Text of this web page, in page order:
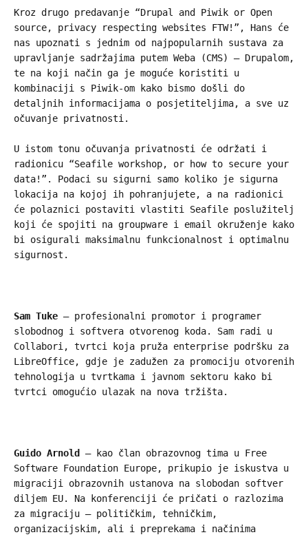
Kroz drugo predavanje “Drupal and Piwik or Open
source, privacy respecting websites FTW!”, Hans će
nas upoznati s jednim od najpopularnih sustava za
upravljanje sadržajima putem Weba (CMS) – Drupalom,
te na koji način ga je moguće koristiti u
kombinaciji s Piwik-om kako bismo došli do
detaljnih informacijama o posjetiteljima, a sve uz
očuvanje privatnosti.
U istom tonu očuvanja privatnosti će održati i
radionicu “Seafile workshop, or how to secure your
data!”. Podaci su sigurni samo koliko je sigurna
lokacija na kojoj ih pohranjujete, a na radionici
će polaznici postaviti vlastiti Seafile poslužitelj
koji će spojiti na groupware i email okruženje kako
bi osigurali maksimalnu funkcionalnost i optimalnu
sigurnost.
Sam Tuke – profesionalni promotor i programer
slobodnog i softvera otvorenog koda. Sam radi u
Collabori, tvrtci koja pruža enterprise podršku za
LibreOffice, gdje je zadužen za promociju otvorenih
tehnologija u tvrtkama i javnom sektoru kako bi
tvrtci omogućio ulazak na nova tržišta.
Guido Arnold
– kao član obrazovnog tima u Free
Software Foundation Europe, prikupio je iskustva u
migraciji obrazovnih ustanova na slobodan softver
diljem EU. Na konferenciji će pričati o razlozima
za migraciju – političkim, tehničkim,
organizacijskim, ali i preprekama i načinima